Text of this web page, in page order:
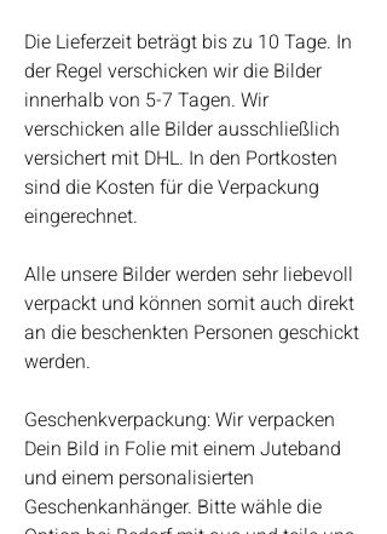
Die Lieferzeit beträgt bis zu 10 Tage. In
der Regel verschicken wir die Bilder
innerhalb von 5-7 Tagen. Wir
verschicken alle Bilder ausschließlich
versichert mit DHL. In den Portkosten
sind die Kosten für die Verpackung
eingerechnet.
Alle unsere Bilder werden sehr liebevoll
verpackt und können somit auch direkt
an die beschenkten Personen geschickt
werden.
Geschenkverpackung: Wir verpacken
Dein Bild in Folie mit einem Juteband
und einem personalisierten
Geschenkanhänger. Bitte wähle die